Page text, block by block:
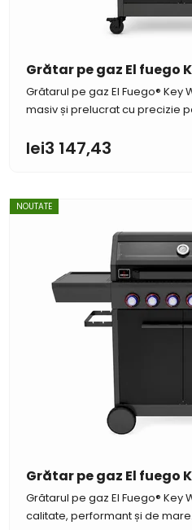
Grătar pe gaz El fuego
lei3 147,43
Grătarul pe gaz El Fuego® Key
masiv și prelucrat cu precizie
NOUTATE
Grătar pe gaz El fuego
Grătarul pe gaz El Fuego® Key
calitate, performant și de